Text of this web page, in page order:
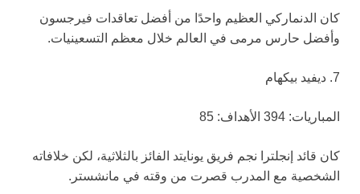
كان الدنماركي العظيم واحدًا من أفضل تعاقدات فيرجسون
وأفضل حارس مرمى في العالم خلال معظم التسعينيات.
7. ديفيد بيكهام
المباريات: 394 الأهداف: 85
كان قائد إنجلترا نجم فريق يونايتد الفائز بالثلاثية، لكن خلافاته
الشخصية مع المدرب قصرت من وقته في مانشستر.